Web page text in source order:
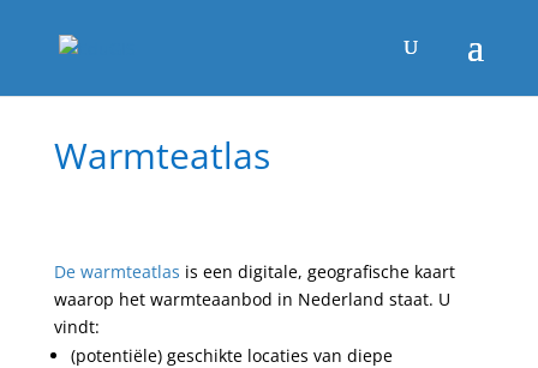
Warmteatlas
De warmteatlas is een digitale, geografische kaart
waarop het warmteaanbod in Nederland staat. U
vindt:
(potentiële) geschikte locaties van diepe